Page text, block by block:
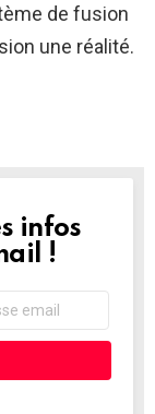
de fusion
une réalité.
infos
!